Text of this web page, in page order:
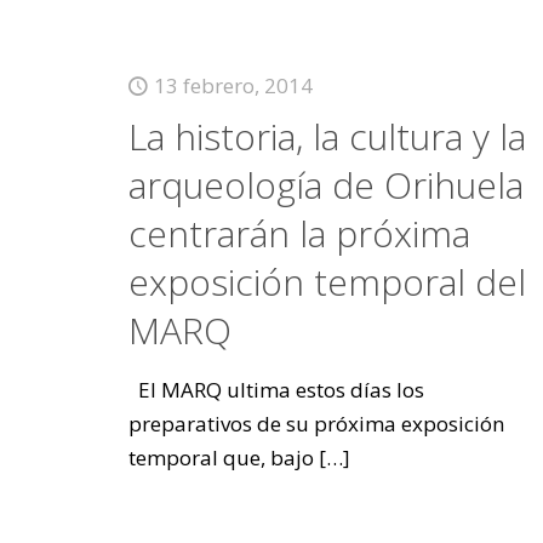
13 febrero, 2014
La historia, la cultura y la
arqueología de Orihuela
centrarán la próxima
exposición temporal del
MARQ
El MARQ ultima estos días los
preparativos de su próxima exposición
temporal que, bajo […]